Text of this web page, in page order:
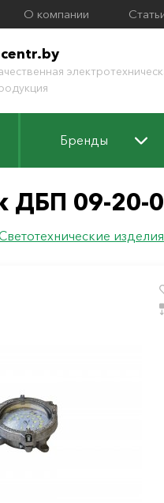
О компании
Бренды
ДБП 09-
изделия